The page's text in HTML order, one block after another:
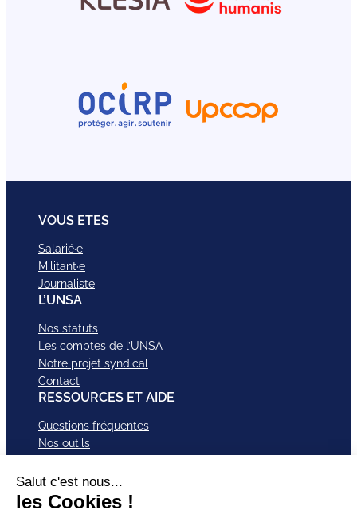
VOUS ETES
Salarié·e
Militant·e
Journaliste
L’UNSA
Nos statuts
Les comptes de l’UNSA
Notre projet syndical
Contact
RESSOURCES ET AIDE
Questions fréquentes
Nos outils
Nos structures et services
Je VEUX Adhérer